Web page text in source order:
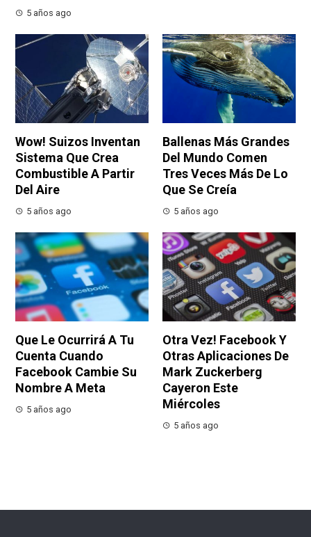
5 años ago
Wow! Suizos Inventan
Sistema Que Crea
Combustible A Partir
Del Aire
5 años ago
Ballenas Más Grandes
Del Mundo Comen
Tres Veces Más De Lo
Que Se Creía
5 años ago
Que Le Ocurrirá A Tu
Cuenta Cuando
Facebook Cambie Su
Nombre A Meta
5 años ago
Otra Vez! Facebook Y
Otras Aplicaciones De
Mark Zuckerberg
Cayeron Este
Miércoles
5 años ago